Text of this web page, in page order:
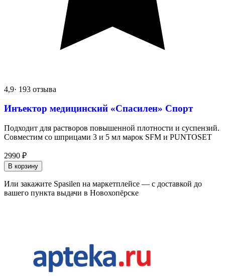
4,9· 193 отзыва
Инъектор медицинский «Спасилен» Спорт
Подходит для растворов повышенной плотности и суспензий.
Совместим со шприцами 3 и 5 мл марок SFM и PUNTOSET
2990 ₽
В корзину
Или закажите Spasilen на маркетплейсе — с доставкой до
вашего пункта выдачи в Новохопёрске